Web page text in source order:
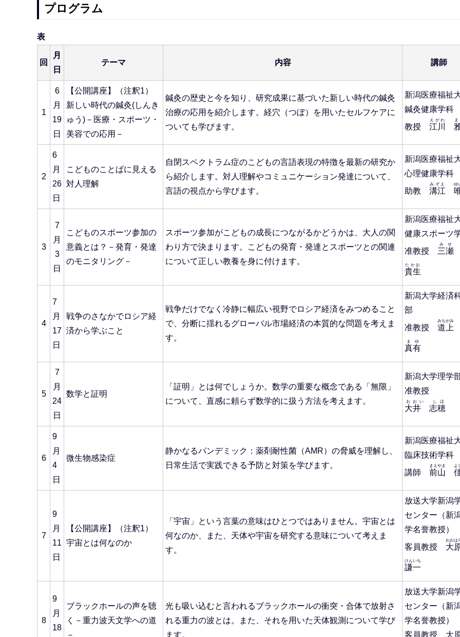
プログラム
表
回
月
日
テーマ 内容 講師
1
6
月
19
日
【公開講座】（注釈1）
新しい時代の鍼灸(しんき
ゅう)－医療・スポーツ・
美容での応用－
鍼灸の歴史と今を知り、研究成果に基づいた新しい時代の鍼灸
治療の応用を紹介します。経穴（つぼ）を用いたセルフケアに
ついても学びます。
新潟医療福祉
鍼灸健康学科
教授 江川
えがわ ま
2
6
月
26
日
こどものことばに見える
対人理解
自閉スペクトラム症のこどもの言語表現の特徴を最新の研究か
ら紹介します。対人理解やコミュニケーション発達について、
言語の視点から学びます。
新潟医療福祉
心理健康学科
助教 溝江
みぞえ ゆ
3
7
月
3
日
こどものスポーツ参加の
意義とは？－発育・発達
のモニタリング－
スポーツ参加がこどもの成長につながるかどうかは、大人の関
わり方で決まります。こどもの発育・発達とスポーツとの関連
について正しい教養を身に付けます。
新潟医療福祉
健康スポーツ
准教授 三瀬
みせ
貴生
たかお
4
7
月
17
日
戦争のさなかでロシア経
済から学ぶこと
戦争だけでなく冷静に幅広い視野でロシア経済をみつめること
で、分断に揺れるグローバル市場経済の本質的な問題を考えま
す。
新潟大学経済
部
准教授 道上
みちがみ
真有
まゆ
5
7
月
24
日
数学と証明
「証明」とは何でしょうか。数学の重要な概念である「無限」
について、直感に頼らず数学的に扱う方法を考えます。
新潟大学理学
准教授
大井 志穂
おおい しほ
6
9
月
4
日
微生物感染症
静かなるパンデミック：薬剤耐性菌（AMR）の脅威を理解し、
日常生活で実践できる予防と対策を学びます。
新潟医療福祉
臨床技術学科
講師 前山
まえやま よ
7
9
月
11
日
【公開講座】（注釈1）
宇宙とは何なのか
「宇宙」という言葉の意味はひとつではありません。宇宙とは
何なのか、また、天体や宇宙を研究する意味について考えま
す。
放送大学新潟
センター（新
学名誉教授）
客員教授 大
おおは
謙一
けんいち
8
9
月
18
ブラックホールの声を聴
く－重力波天文学への道
－
光も吸い込むと言われるブラックホールの衝突・合体で放射さ
れる重力の波とは。また、それを用いた天体観測について学び
ます。
放送大学新潟
センター（新
学名誉教授）
客員教授 大